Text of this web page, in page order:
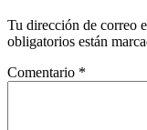
Tu dirección de correo
obligatorios están
Comentario *